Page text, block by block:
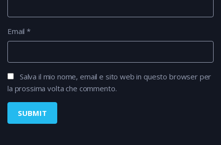
Email*
Salva il mio nome, email e sito web in questo browser per
la prossima volta che commento.